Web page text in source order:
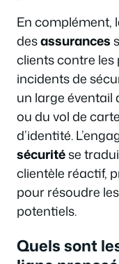
En complément,
desassurances
clients contre les
incidents de
un large éventail
ou du vol de
d’identité.
sécuritése
clientèle réactif,
pour résoudre
potentiels.
Quels sont